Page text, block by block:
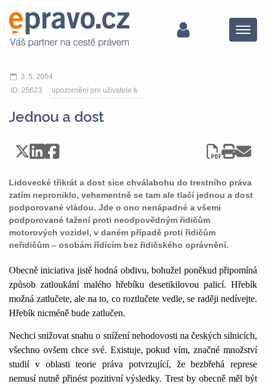
Menu
3. 5. 2004
ID: 25623
upozornění pro uživatele
Jednou a dost
Lidovecké třikrát a dost sice chválabohu do trestního práva
zatím neproniklo, vehementně se tam ale tlačí jednou a dost
podporované vládou. Jde o ono nenápadné a všemi
podporované tažení proti neodpovědným řidičům
motorových vozidel, v daném případě proti řidičům
neřidičům – osobám řídícím bez řidičského oprávnění.
Obecně iniciativa jistě hodná obdivu, bohužel poněkud připomíná
způsob zatloukání malého hřebíku desetikilovou palicí. Hřebík
možná zatlučete, ale na to, co roztlučete vedle, se raději nedívejte.
Hřebík nicméně bude zatlučen.
Nechci snižovat snahu o snížení nehodovosti na českých silnicích,
všechno ovšem chce své. Existuje, pokud vím, značné množství
studií v oblasti teorie práva potvrzující, že bezbřehá represe
nemusí nutně přinést pozitivní výsledky. Trest by obecně měl být